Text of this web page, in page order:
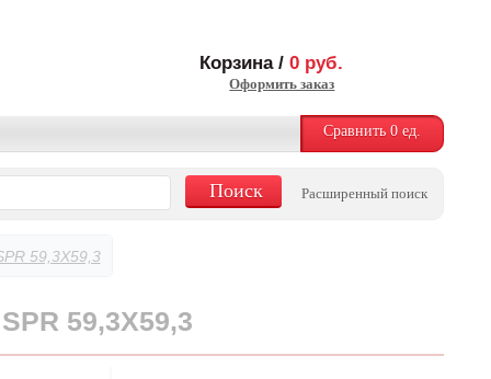
Корзина /0 руб.
Оформить заказ
Сравнить 0ед.
Расширенный поиск
59,3X59,3
59,3X59,3